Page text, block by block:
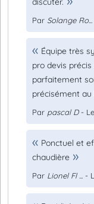
Par Solange Ro...
Équipe très
pro devis
parfaitement
précisément au
Par pascal D-
Ponctuel et
chaudière
Par Lionel Fl ... -